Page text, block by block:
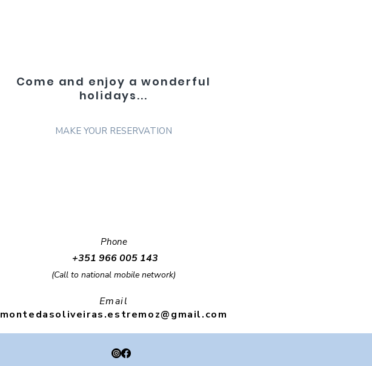
Come and enjoy a wonderful
holidays...
MAKE YOUR RESERVATION
Phone
+351 966 005 143
(Call to national mobile network)
Email
montedasoliveiras.estremoz@gmail.com